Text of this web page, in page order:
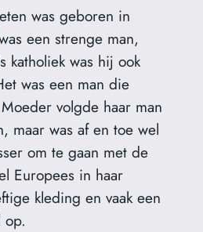
was geboren in
een strenge man,
katholiek was hij ook
was een man die
volgde haar man
maar was af en toe wel
om te gaan met de
Europees in haar
kleding en vaak een
op.